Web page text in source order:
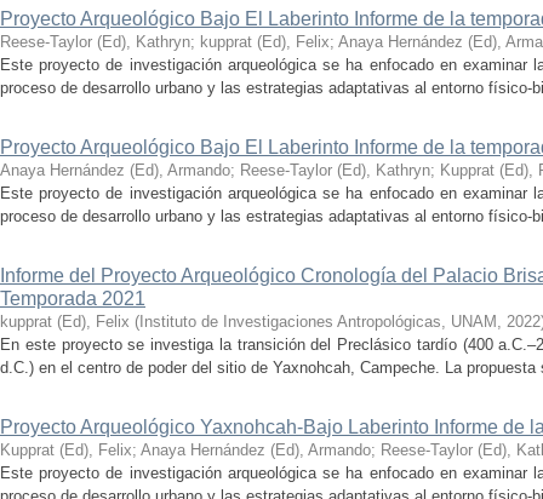
Proyecto Arqueológico Bajo El Laberinto Informe de la
Reese-Taylor (Ed), Kathryn; kupprat (Ed), Felix; Anaya Hernández (Ed),
Este proyecto de investigación arqueológica se ha enfocado en examinar
proceso de desarrollo urbano y las estrategias adaptativas al entorno físico-
Proyecto Arqueológico Bajo El Laberinto Informe de la
Anaya Hernández (Ed), Armando; Reese-Taylor (Ed), Kathryn; Kupprat (Ed),
Este proyecto de investigación arqueológica se ha enfocado en examinar
proceso de desarrollo urbano y las estrategias adaptativas al entorno físico-
Informe del Proyecto Arqueológico Cronología del Palacio
Temporada 2021
kupprat (Ed), Felix ( Instituto de Investigaciones Antropológicas, UNAM , 2022
En este proyecto se investiga la transición del Preclásico tardío (400
d.C.) en el centro de poder del sitio de Yaxnohcah, Campeche. La
Proyecto Arqueológico Yaxnohcah-Bajo Laberinto Informe de
Kupprat (Ed), Felix; Anaya Hernández (Ed), Armando; Reese-Taylor (Ed),
Este proyecto de investigación arqueológica se ha enfocado en examinar